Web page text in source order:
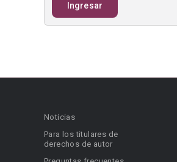
Ingresar
Noticias
Para los titulares de
derechos de autor